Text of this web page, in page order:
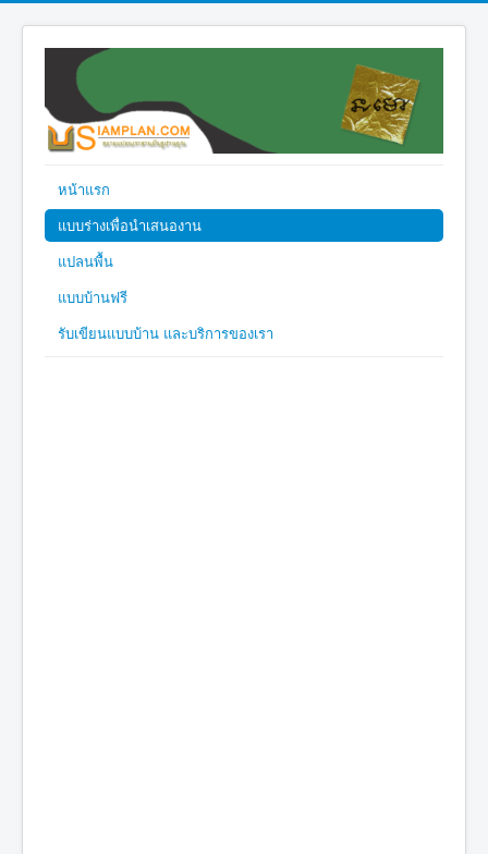
หน้าแรก
แบบร่างเพื่อนำเสนองาน
แปลนพื้น
แบบบ้านฟรี
รับเขียนแบบบ้าน และบริการของเรา